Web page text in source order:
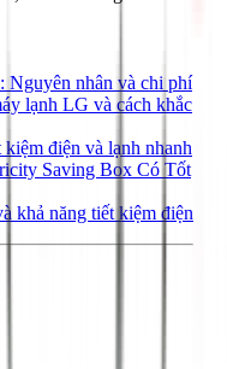
Nguyên nhân và chi phí
lạnh LG và cách khắc
điện và lạnh nhanh
Saving Box Có Tốt
khả năng tiết kiệm điện